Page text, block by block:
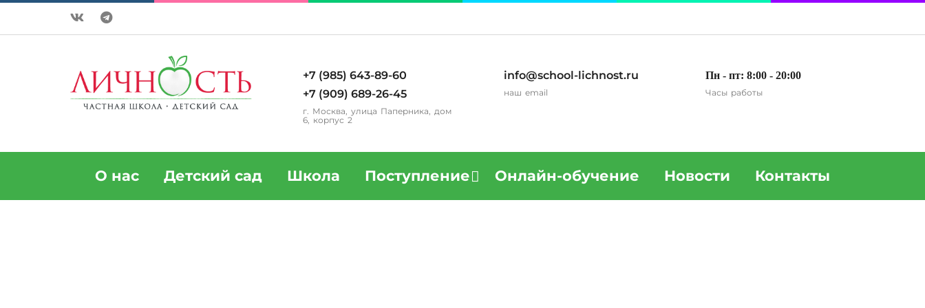
+7 (985) 643-89-60
+7 (909) 689-26-45
г. Москва, улица Паперника, дом
6, корпус 2
info@school-lichnost.ru
наш email
Пн - пт: 8:00 - 20:00
Часы работы
О нас Детский сад Школа Поступление Онлайн-обучение Новости Контакты